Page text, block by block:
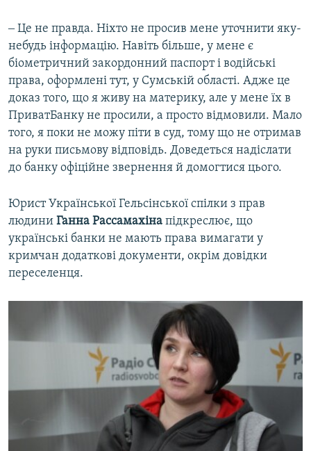
‒ Це не правда. Ніхто не просив мене уточнити яку-
небудь інформацію. Навіть більше, у мене є
біометричний закордонний паспорт і водійські
права, оформлені тут, у Сумській області. Адже це
доказ того, що я живу на материку, але у мене їх в
ПриватБанку не просили, а просто відмовили. Мало
того, я поки не можу піти в суд, тому що не отримав
на руки письмову відповідь. Доведеться надіслати
до банку офіційне звернення й домогтися цього.
Юрист Української Гельсінської спілки з прав
людини Ганна Рассамахіна підкреслює, що
українські банки не мають права вимагати у
кримчан додаткові документи, окрім довідки
переселенця.